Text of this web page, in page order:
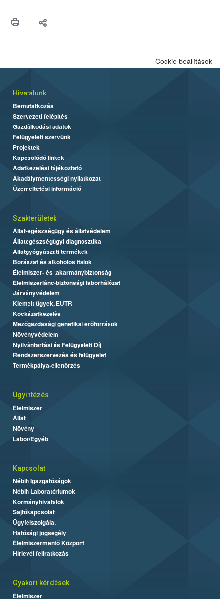
vonni az ebek viselkedésének megítélésében jártas szakértőt.
Cookie beállítások
Hivatalunk
Bemutatkozás
Szervezeti felépítés
Gazdálkodási adatok
Felügyeleti szervünk
Projektek
Kapcsolódó linkek
Adatkezelési tájékoztató
Akadálymentességi nyilatkozat
Üzemeltetési információ
Szakterületek
Állat-egészségügy és állatvédelem
Állategészségügyi diagnosztika
Állatgyógyászati termékek
Borászat és alkoholos italok
Élelmiszer- és takarmánybiztonság
Élelmiszerlánc-biztonsági laborhálózat
Járványvédelem
Kiemelt ügyek, EUTR
Kockázatkezelés
Mezőgazdasági genetikai erőforrások
Növényvédelem
Nyilvántartási és Felügyeleti Díj
Rendszerszervezés és felügyelet
Termékpálya-ellenőrzés
Ügyintézés
Élelmiszer
Állat
Növény
Labor/Egyéb
Kapcsolat
Nébih Igazgatóságok
Nébih Laboratóriumok
Kormányhivatalok
Sajtókapcsolat
Ügyfélszolgálat
Hatósági jogsegély
Élelmiszermentő Központ
Hírlevél feliratkozás
Gyakori kérdések
Élelmiszer